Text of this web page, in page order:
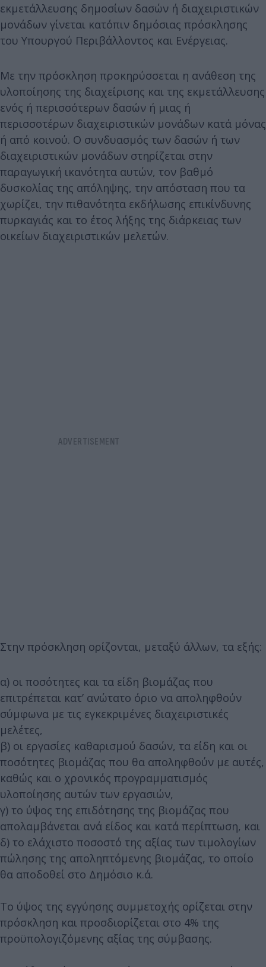
εκμετάλλευσης δημοσίων δασών ή διαχειριστικών
μονάδων γίνεται κατόπιν δημόσιας πρόσκλησης
του Υπουργού Περιβάλλοντος και Ενέργειας.
Με την πρόσκληση προκηρύσσεται η ανάθεση της
υλοποίησης της διαχείρισης και της εκμετάλλευσης
ενός ή περισσότερων δασών ή μιας ή
περισσοτέρων διαχειριστικών μονάδων κατά μόνας
ή από κοινού. Ο συνδυασμός των δασών ή των
διαχειριστικών μονάδων στηρίζεται στην
παραγωγική ικανότητα αυτών, τον βαθμό
δυσκολίας της απόληψης, την απόσταση που τα
χωρίζει, την πιθανότητα εκδήλωσης επικίνδυνης
πυρκαγιάς και το έτος λήξης της διάρκειας των
οικείων διαχειριστικών μελετών.
Στην πρόσκληση ορίζονται, μεταξύ άλλων, τα εξής:
α) οι ποσότητες και τα είδη βιομάζας που
επιτρέπεται κατ’ ανώτατο όριο να αποληφθούν
σύμφωνα με τις εγκεκριμένες διαχειριστικές
μελέτες,
β) οι εργασίες καθαρισμού δασών, τα είδη και οι
ποσότητες βιομάζας που θα αποληφθούν με αυτές,
καθώς και ο χρονικός προγραμματισμός
υλοποίησης αυτών των εργασιών,
γ) το ύψος της επιδότησης της βιομάζας που
απολαμβάνεται ανά είδος και κατά περίπτωση, και
δ) το ελάχιστο ποσοστό της αξίας των τιμολογίων
πώλησης της αποληπτόμενης βιομάζας, το οποίο
θα αποδοθεί στο Δημόσιο κ.ά.
Το ύψος της εγγύησης συμμετοχής ορίζεται στην
πρόσκληση και προσδιορίζεται στο 4% της
προϋπολογιζόμενης αξίας της σύμβασης.